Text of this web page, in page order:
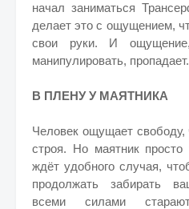
начал заниматься
делает это с ощущением,
свои руки. И
манипулировать, пропадает.
В ПЛЕНУ У МАЯТНИКА
Человек ощущает свободу,
строя. Но маятник просто
ждёт удобного случая,
продолжать забирать
всеми силами